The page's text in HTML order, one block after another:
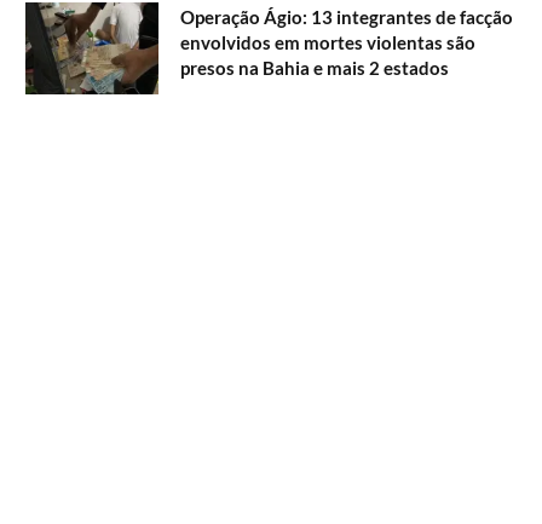
Operação Ágio: 13 integrantes de facção
envolvidos em mortes violentas são
presos na Bahia e mais 2 estados